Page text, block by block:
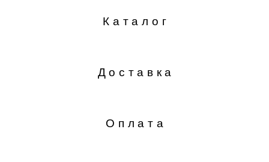
Каталог
Доставка
Оплата